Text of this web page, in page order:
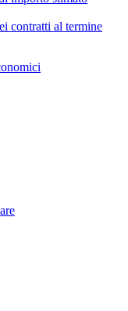
contratti al termine